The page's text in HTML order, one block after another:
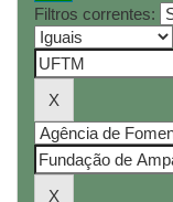
Filtros correntes: